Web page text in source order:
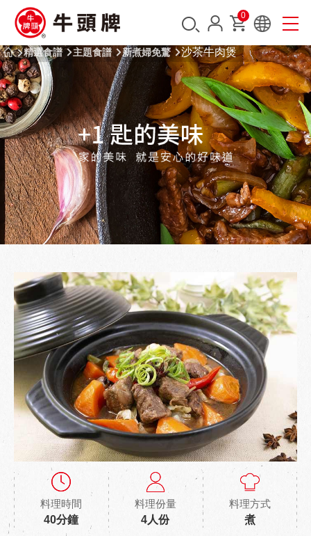
0
精選食譜 主題食譜 新煮婦免驚 沙茶牛肉煲
料理時間
40分鐘
料理份量
4人份
料理方式
煮